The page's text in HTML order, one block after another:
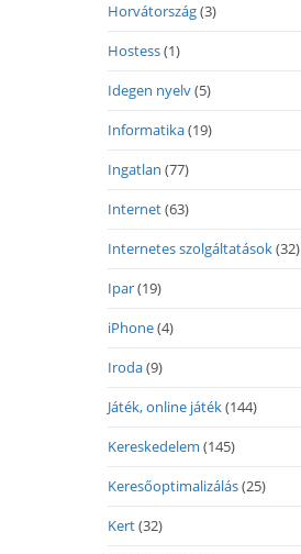
Horvátország(3)
Hostess(1)
Idegen nyelv(5)
Informatika(19)
Ingatlan (77)
Internet(63)
Internetes szolgáltatások(32)
Ipar(19)
iPhone(4)
Iroda(9)
Játék, online játék(144)
Kereskedelem (145)
Keresőoptimalizálás(25)
Kert(32)